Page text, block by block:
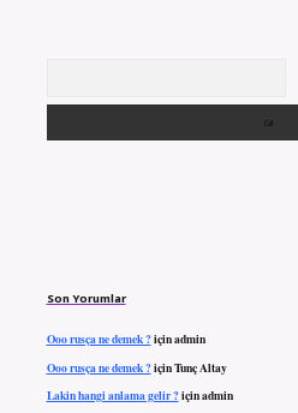
Son Yorumlar
Ooo rusça ne demek ?içinadmin
Ooo rusça ne demek ?içinTunç Altay
Lakin hangi anlama gelir ?içinadmin